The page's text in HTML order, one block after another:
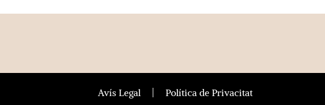
Avís Legal Política de Privacitat